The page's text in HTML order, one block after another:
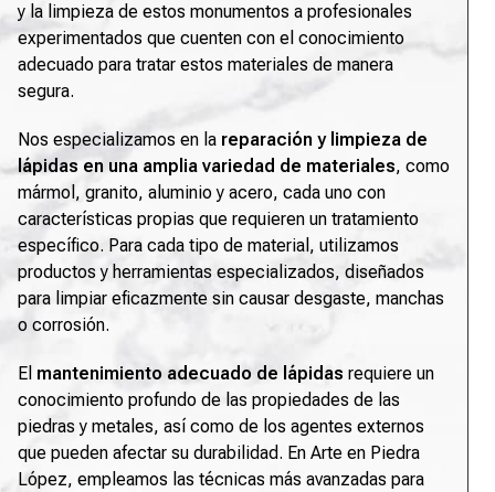
y la limpieza de estos monumentos a profesionales
experimentados que cuenten con el conocimiento
adecuado para tratar estos materiales de manera
segura.
Nos especializamos en la reparación y limpieza de
lápidas en una amplia variedad de materiales, como
mármol, granito, aluminio y acero, cada uno con
características propias que requieren un tratamiento
específico. Para cada tipo de material, utilizamos
productos y herramientas especializados, diseñados
para limpiar eficazmente sin causar desgaste, manchas
o corrosión.
El mantenimiento adecuado de lápidas requiere un
conocimiento profundo de las propiedades de las
piedras y metales, así como de los agentes externos
que pueden afectar su durabilidad. En Arte en Piedra
López, empleamos las técnicas más avanzadas para